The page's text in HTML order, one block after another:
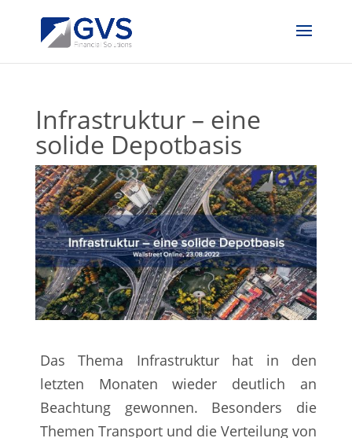
Infrastruktur – eine
solide Depotbasis
Das Thema Infrastruktur hat in den
letzten Monaten wieder deutlich an
Beachtung gewonnen. Besonders die
Themen Transport und die Verteilung von